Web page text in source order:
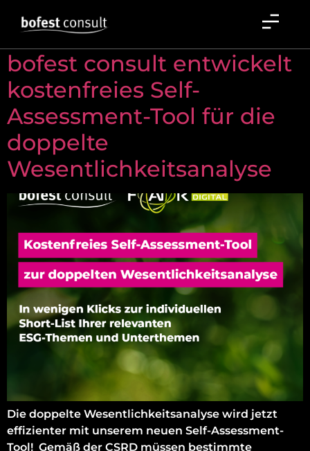
Schlagwort: VSME
bofest consult entwickelt
kostenfreies Self-
Assessment-Tool für die
doppelte
Wesentlichkeitsanalyse
Die doppelte Wesentlichkeitsanalyse wird jetzt
effizienter mit unserem neuen Self-Assessment-
Tool! Gemäß der CSRD müssen bestimmte